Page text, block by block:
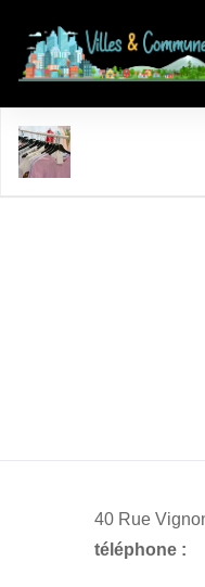
40 Rue
téléphone :